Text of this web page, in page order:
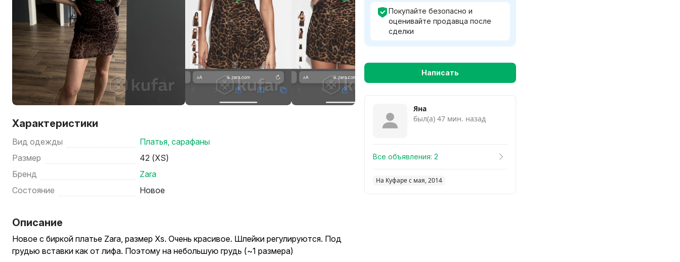
Смотреть похожие
Характеристики
Вид одежды
Платья, сарафаны
Размер
42 (XS)
Бренд
Zara
Состояние
Новое
Описание
Новое с биркой платье Zara, размер Xs. Очень красивое. Шлейки регулируются. Под
грудью вставки как от лифа. Поэтому на небольшую грудь (~1 размера)
Покупайте безопасно и
оценивайте продавца после
сделки
Написать
Яна
был(а) 47 мин. назад
Все объявления: 2
На Куфаре с мая, 2014